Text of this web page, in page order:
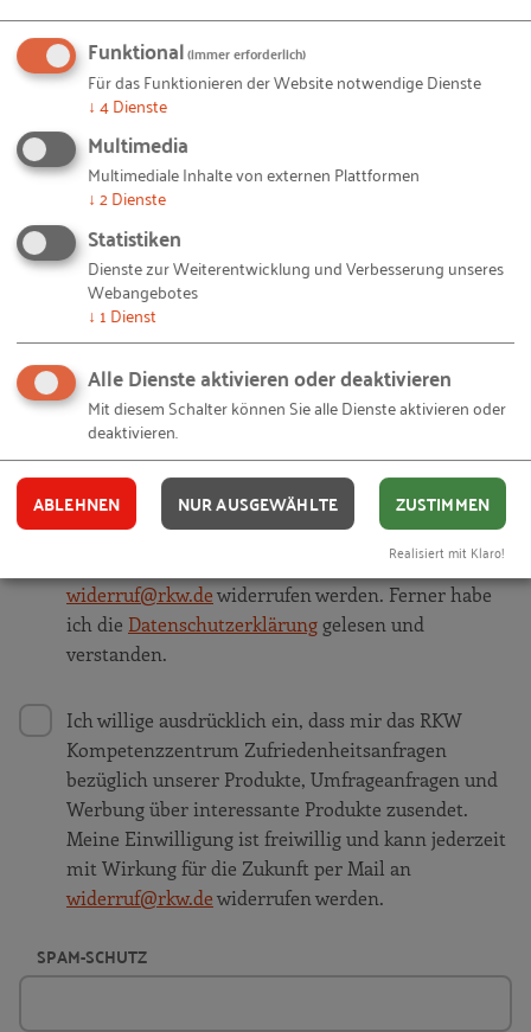
Mit unseren RKW Alerts bleiben Sie immer auf dem
Laufenden. Wir informieren Sie automatisch und
kostenlos, sobald es etwas Neues zum Projekt
Startup meets Mittelstand
gibt. Alles, was Sie dafür brauchen, ist eine E-Mail-
Adresse und 10 Sekunden Zeit.
IHRE E-MAIL-ADRESSE
Ich akzeptiere dieNutzungsbedingungen.
Ja, ich stimme zu, dass das RKW
Kompetenzzentrum meine persönlichen Daten
zum oben genannten Zweck sowie zur Erzeugung
eines kostenlosen Nutzerkontos verwendet. Meine
Einwilligung ist freiwillig und kann jederzeit mit
widerruf@rkw.dewiderrufen werden. Ferner habe
ich die Datenschutzerklärunggelesen und
verstanden.
Ich willige ausdrücklich ein, dass mir das RKW
Kompetenzzentrum Zufriedenheitsanfragen
bezüglich unserer Produkte, Umfrageanfragen und
Werbung über interessante Produkte zusendet.
Meine Einwilligung ist freiwillig und kann jederzeit
mit Wirkung für die Zukunft per Mail an
widerruf@rkw.dewiderrufen werden.
SPAM-SCHUTZ
Funktional(immer erforderlich)
Für das Funktionieren der Website notwendige Dienste
↓ 4Dienste
Multimedia
Multimediale Inhalte von externen Plattformen
↓ 2Dienste
Statistiken
Dienste zur Weiterentwicklung und Verbesserung unseres
Webangebotes
↓ 1 Dienst
Alle Dienste aktivieren oder deaktivieren
Mit diesem Schalter können Sie alle Dienste aktivieren oder
deaktivieren.
ABLEHNEN NUR AUSGEWÄHLTE ZUSTIMMEN
Realisiert mit Klaro!